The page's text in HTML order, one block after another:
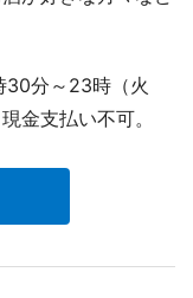
30分～23時（火
金支払い不可。